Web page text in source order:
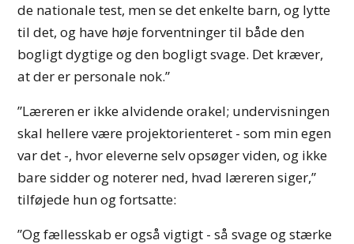
de nationale test, men se det enkelte barn, og lytte
til det, og have høje forventninger til både den
bogligt dygtige og den bogligt svage. Det kræver,
at der er personale nok.”
”Læreren er ikke alvidende orakel; undervisningen
skal hellere være projektorienteret - som min egen
var det -, hvor eleverne selv opsøger viden, og ikke
bare sidder og noterer ned, hvad læreren siger,”
tilføjede hun og fortsatte:
”Og fællesskab er også vigtigt - så svage og stærke